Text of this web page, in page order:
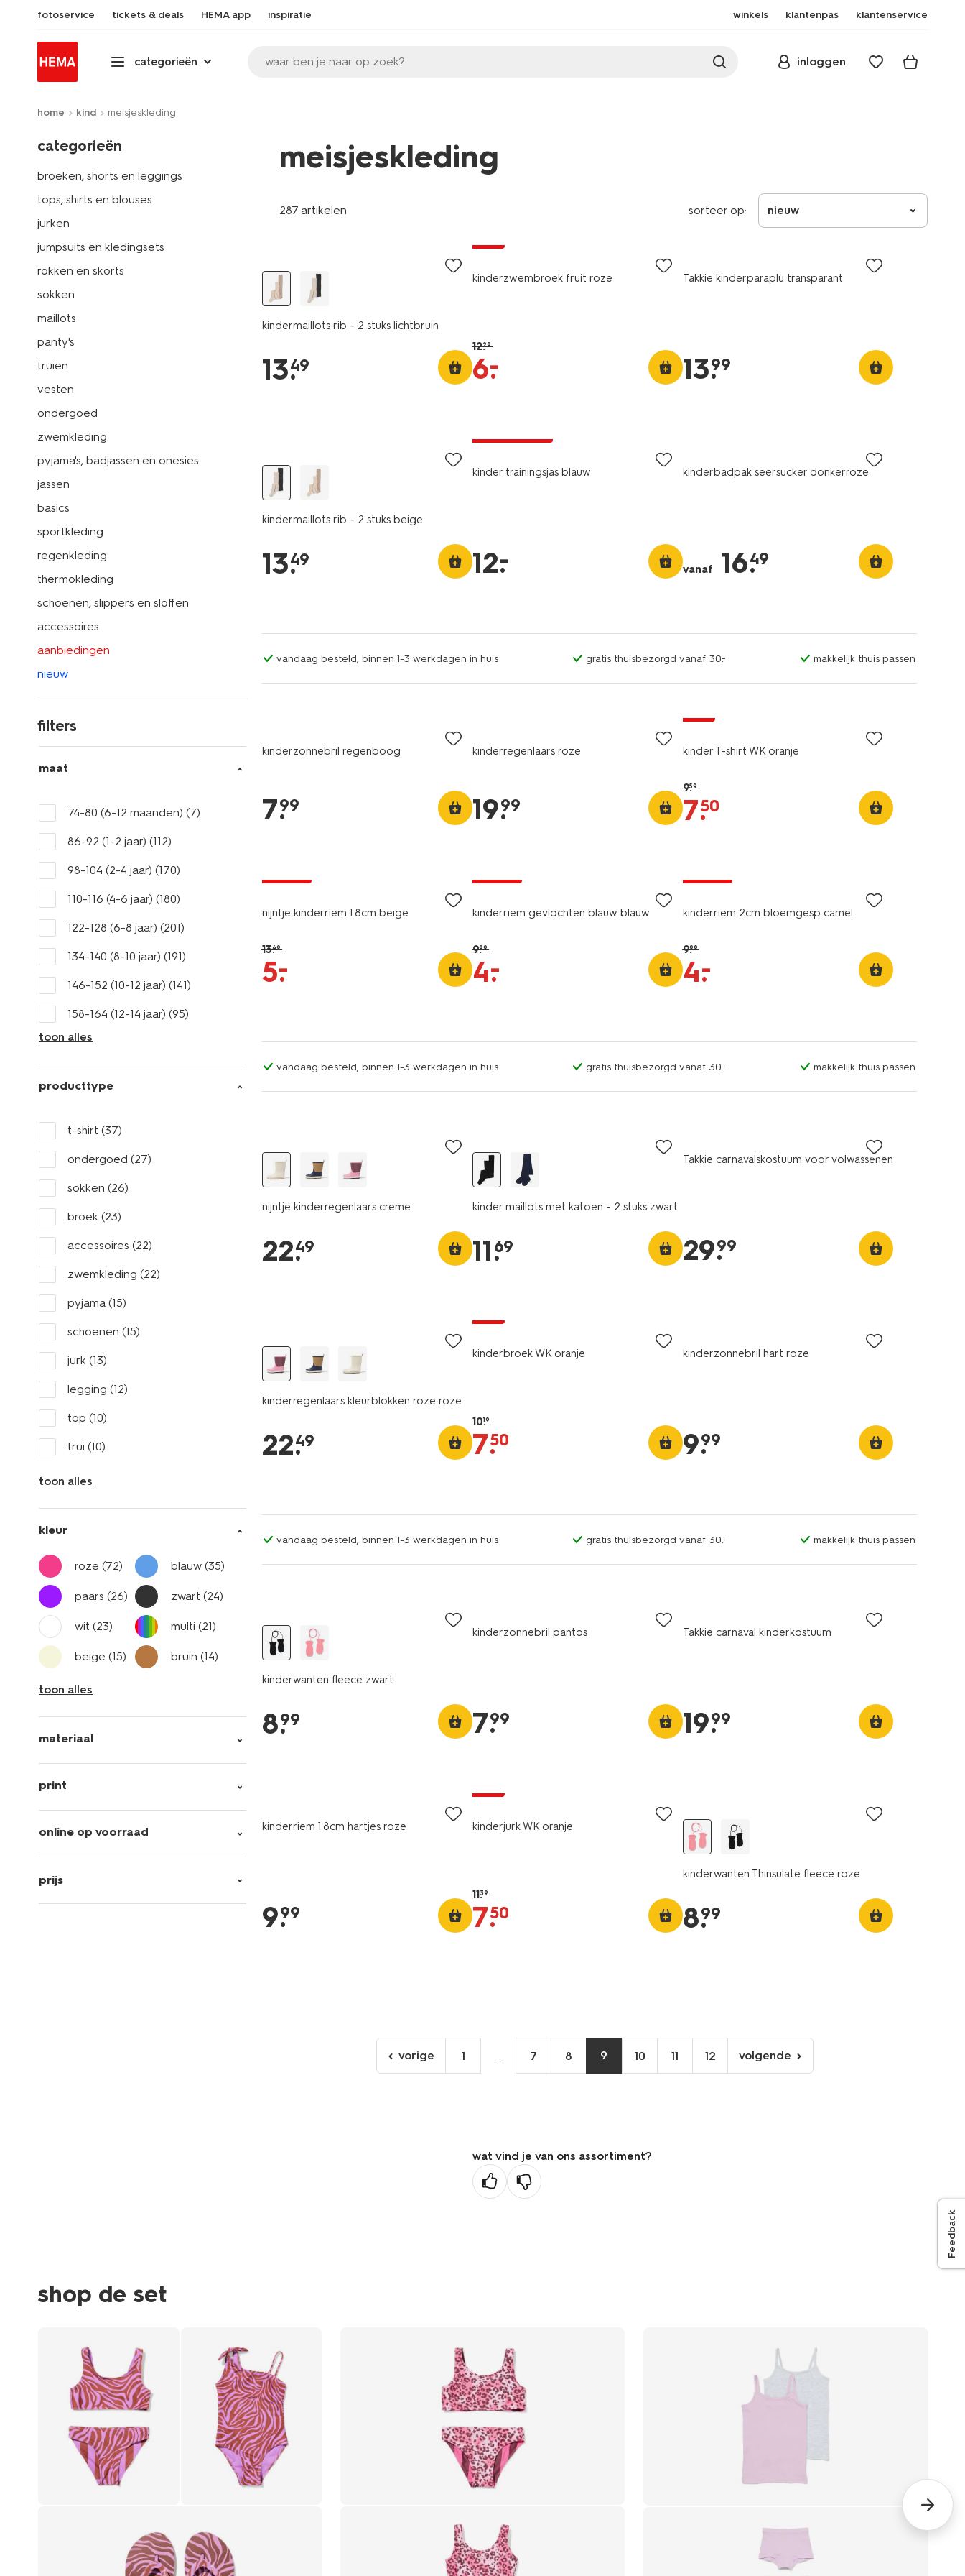
fotoservice tickets & deals HEMA app inspiratie winkels klantenpas klantenservice
categorieën waar ben je naar op zoek? inloggen
home kind meisjeskleding
categorieën
broeken, shorts en leggings
tops, shirts en blouses
jurken
jumpsuits en kledingsets
rokken en skorts
sokken
maillots
panty's
truien
vesten
ondergoed
zwemkleding
pyjama's, badjassen en onesies
jassen
basics
sportkleding
regenkleding
thermokleding
schoenen, slippers en sloffen
accessoires
aanbiedingen
nieuw
filters
maat
74-80 (6-12 maanden) (7)
86-92 (1-2 jaar) (112)
98-104 (2-4 jaar) (170)
110-116 (4-6 jaar) (180)
122-128 (6-8 jaar) (201)
134-140 (8-10 jaar) (191)
146-152 (10-12 jaar) (141)
158-164 (12-14 jaar) (95)
toon alles
producttype
t-shirt (37)
ondergoed (27)
sokken (26)
broek (23)
accessoires (22)
zwemkleding (22)
pyjama (15)
schoenen (15)
jurk (13)
legging (12)
top (10)
trui (10)
toon alles
kleur
roze (72) blauw(35)
paars (26) zwart(24)
wit (23) multi(21)
beige (15) bruin(14)
toon alles
materiaal
print
online op voorraad
prijs
meisjeskleding
287 artikelen sorteer op: nieuw
kindermaillots rib - 2 stuks lichtbruin
13.
49
kinderzwembroek fruit roze
12.29
6.
–
Takkie kinderparaplu transparant
13.
99
kindermaillots rib - 2 stuks beige
13.
49
kinder trainingsjas blauw
12.
–
kinderbadpak seersucker donkerroze
vanaf 16.
49
vandaag besteld, binnen 1-3 werkdagen in huis gratis thuisbezorgd vanaf 30.- makkelijk thuis passen
kinderzonnebril regenboog
7.
99
kinderregenlaars roze
19.
99
kinder T-shirt WK oranje
9.59
7.
50
nijntje kinderriem 1.8cm beige
13.49
5.
–
kinderriem gevlochten blauw blauw
9.99
4.
–
kinderriem 2cm bloemgesp camel
9.99
4.
–
vandaag besteld, binnen 1-3 werkdagen in huis gratis thuisbezorgd vanaf 30.- makkelijk thuis passen
nijntje kinderregenlaars creme
22.
49
kinder maillots met katoen - 2 stuks zwart
11.
69
Takkie carnavalskostuum voor volwassenen
29.
99
kinderregenlaars kleurblokken roze roze
22.
49
kinderbroek WK oranje
10.19
7.
50
kinderzonnebril hart roze
9.
99
vandaag besteld, binnen 1-3 werkdagen in huis gratis thuisbezorgd vanaf 30.- makkelijk thuis passen
kinderwanten fleece zwart
8.
99
kinderzonnebril pantos
7.
99
Takkie carnaval kinderkostuum
19.
99
kinderriem 1.8cm hartjes roze
9.
99
kinderjurk WK oranje
11.39
7.
50
kinderwanten Thinsulate fleece roze
8.
99
ga
naar
vorige 1 ... 7 8 9 10 11 12
volgende
pagina
volgende
wat vind je van ons assortiment?
Feedback
shop de set